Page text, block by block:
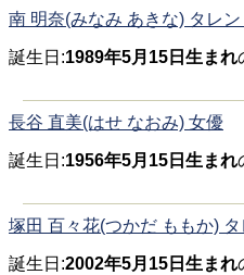
南 明奈(みなみ あきな) タレン
誕生日:1989年5月15日生まれ
長谷 直美(はせ なおみ) 女優
誕生日:1956年5月15日生まれ
塚田 百々花(つかだ ももか) タ
誕生日:2002年5月15日生まれ